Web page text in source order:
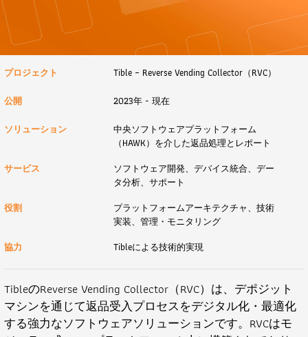
プロジェクト
Tible – Reverse Vending Collector（RVC）
公開
2023年 - 現在
ソリューション
中央ソフトウェアプラットフォーム
（HAWK）を介した返品処理とレポート
サービス
ソフトウェア開発、デバイス統合、デー
タ分析、サポート
役割
プラットフォームアーキテクチャ、技術
実装、管理・モニタリング
協力
Tibleによる技術的実現
TibleのReverse Vending Collector（RVC）は、デポジット
マシンを通じて返品受入プロセスをデジタル化・最適化
する強力なソフトウェアソリューションです。RVCはモ